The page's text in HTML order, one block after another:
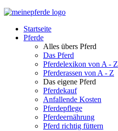
Startseite
Pferde
Alles übers Pferd
Das Pferd
Pferdelexikon von A - Z
Pferderassen von A - Z
Das eigene Pferd
Pferdekauf
Anfallende Kosten
Pferdepflege
Pferdeernährung
Pferd richtig füttern